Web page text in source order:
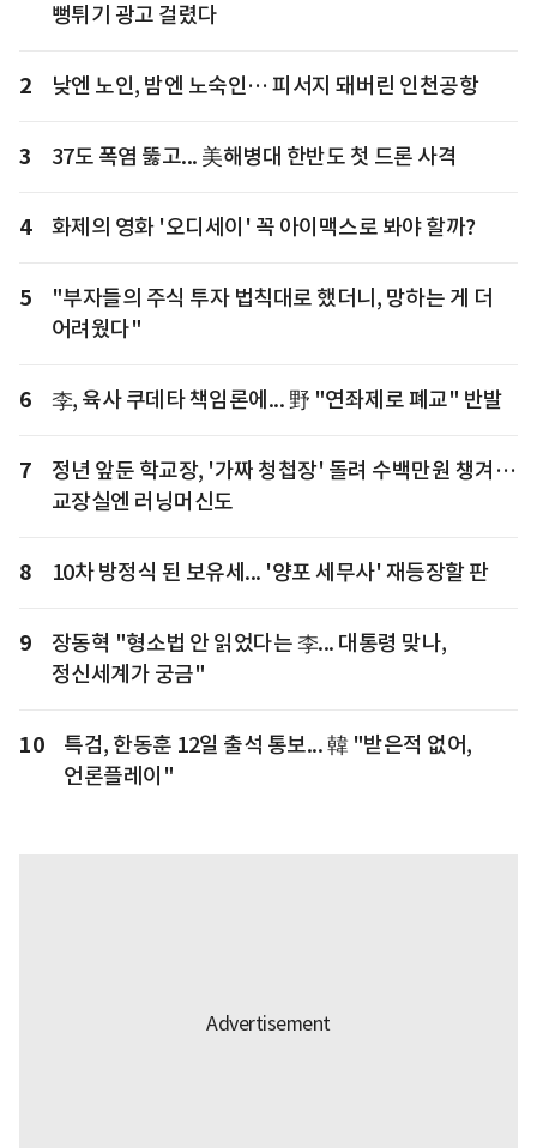
뻥튀기 광고 걸렸다
2 낮엔 노인, 밤엔 노숙인… 피서지 돼버린 인천공항
3 37도 폭염 뚫고... 美해병대 한반도 첫 드론 사격
4 화제의 영화 '오디세이' 꼭 아이맥스로 봐야 할까?
5
"부자들의 주식 투자 법칙대로 했더니, 망하는 게 더
어려웠다"
6 李, 육사 쿠데타 책임론에... 野 "연좌제로 폐교" 반발
7
정년 앞둔 학교장, '가짜 청첩장' 돌려 수백만원 챙겨…
교장실엔 러닝머신도
8 10차 방정식 된 보유세... '양포 세무사' 재등장할 판
9
장동혁 "형소법 안 읽었다는 李... 대통령 맞나,
정신세계가 궁금"
10
특검, 한동훈 12일 출석 통보... 韓 "받은적 없어,
언론플레이"